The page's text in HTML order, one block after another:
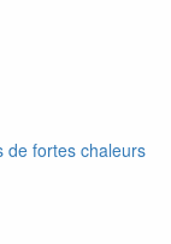
de fortes chaleurs